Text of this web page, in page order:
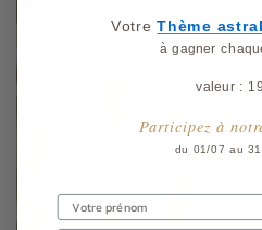
Votre ​Thème
à gagner
valeur :
Participez à
du 01/07 au